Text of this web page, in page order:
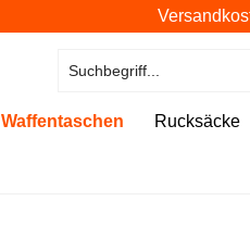
Waffentaschen Rucksäcke